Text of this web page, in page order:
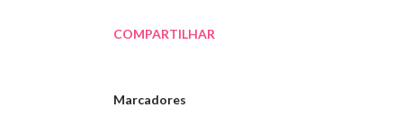
COMPARTILHAR
Marcadores